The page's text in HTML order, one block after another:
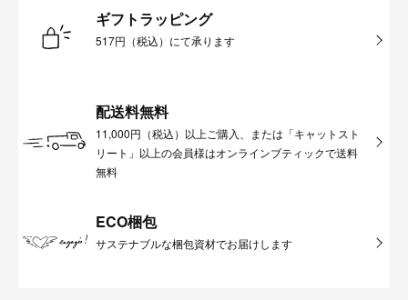
ギフトラッピング
517円（税込）にて承ります
配送料無料
11,000円（税込）以上ご購入、または「キャットスト
リート」以上の会員様はオンラインブティックで送料
無料
ECO梱包
サステナブルな梱包資材でお届けします